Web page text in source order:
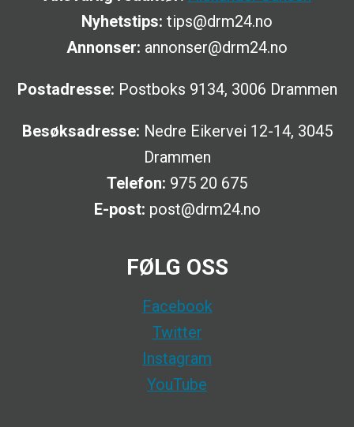
Nyhetstips: tips@drm24.no
Annonser: annonser@drm24.no
Postadresse: Postboks 9134, 3006 Drammen
Besøksadresse: Nedre Eikervei 12-14, 3045
Drammen
Telefon: 975 20 675
E-post: post@drm24.no
FØLG OSS
Facebook
Twitter
Instagram
YouTube